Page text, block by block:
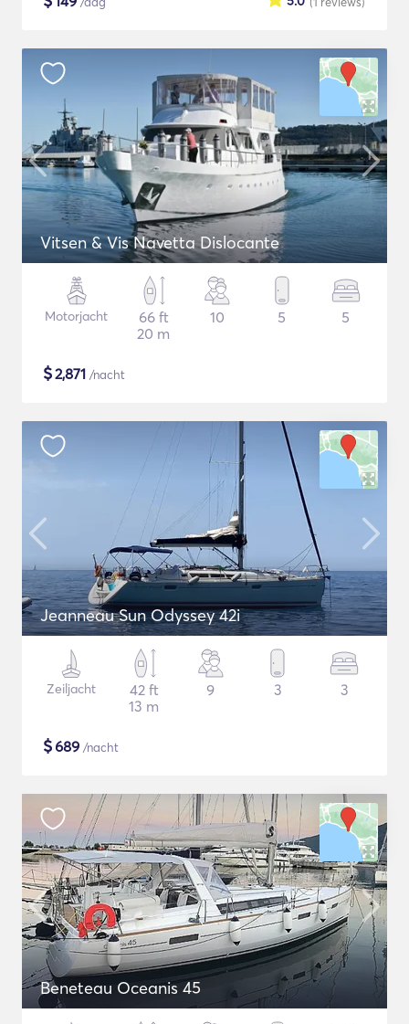
Vitsen & Vis Navetta Dislocante
Motorjacht
66 ft
20 m
10 5 5
$2,871 /nacht
Jeanneau Sun Odyssey 42i
Zeiljacht
42 ft
13 m
9 3 3
$689 /nacht
Beneteau Oceanis 45